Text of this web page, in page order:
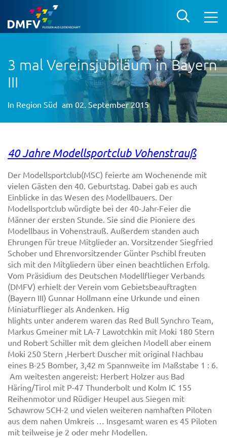
3 mal Vereinsjubiläum in Bayern
III
In Region Süd am 02. September 2015
40 Jahre Modellsportclub Vohenstrauß
Der Modellsportclub(MSC) feierte am Wochenende mit
vielen Gästen den 40. Geburtstag. Dabei gab es auch
Einblicke in das Wesen des Modellbauers. Der
Modellsportclub würdigte bei der 40-Jahr-Feier die
Männer der ersten Stunde. Sie sind die Pioniere des
Modellbaus in Vohenstrauß. Außerdem standen auch
Ehrungen für treue Mitglieder an. Vorsitzender Siegfried
Schober und Ehrenvorsitzender Günter Pschibl freuten
sich mit den Mitgliedern über einen beachtlichen Erfolg.
Vom Präsidium des Deutschen Modellflieger Verbands
(DMFV) erhielt der Verein vom Gebietsbeauftragten
(Bayern III) Gunnar Hollmann eine Urkunde und einen
Miniaturflieger als Andenken. Hig
hlights unter anderem waren das Red Bull Synchro Team,
Markus Gmeiner mit LA-7 Lawotchkin mit Moki 180 Stern
und Robert Schiller mit dem gleichen Modell aber einem
Moki 250 Stern ,Herbert Duscher mit original Nachbau
eines B-25 Bomber, 3,42 m Spannweite im Maßstabe 1 : 6.
Am weitesten angereist: Herbert Holzer aus Bad
Häring/Tirol mit P-47 Thunderbolt und Kolm IC 155
Reihenmotor und Rüdiger Heupel aus Siegen mit
Schawrow SCH-2 und vielen weiteren namhaften Piloten
aus dem nahen Umkreis … Insgesamt waren es 45 Piloten
mit teilweise je 2 oder mehr Modellen.